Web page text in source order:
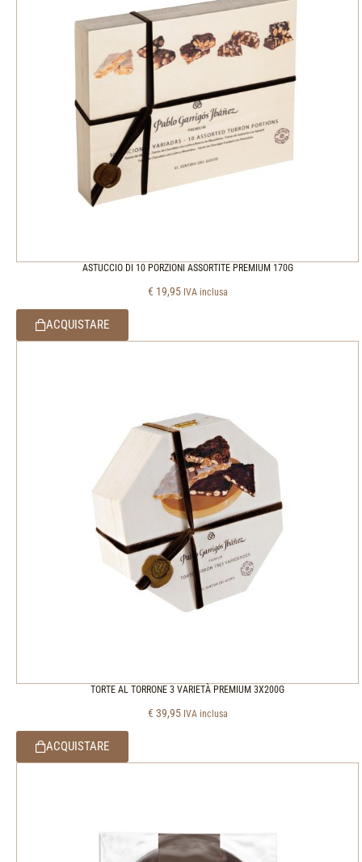
ASTUCCIO DI 10 PORZIONI ASSORTITE PREMIUM 170G
€ 19,95 IVA inclusa
ACQUISTARE
TORTE AL TORRONE 3 VARIETÀ PREMIUM 3X200G
€ 39,95 IVA inclusa
ACQUISTARE